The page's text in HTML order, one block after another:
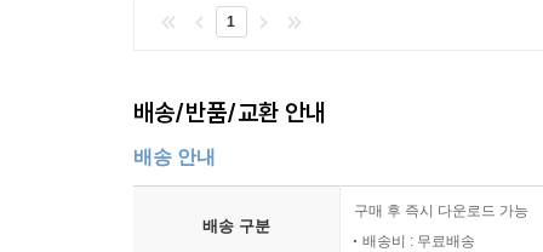
1
배송/반품/교환 안내
배송 안내
배송 구분
구매 후 즉시 다운로드 가능
배송비 : 무료배송